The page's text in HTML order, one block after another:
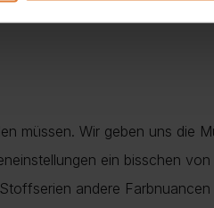
müssen. Wir geben uns die
ein bisschen
andere Farbnuancen